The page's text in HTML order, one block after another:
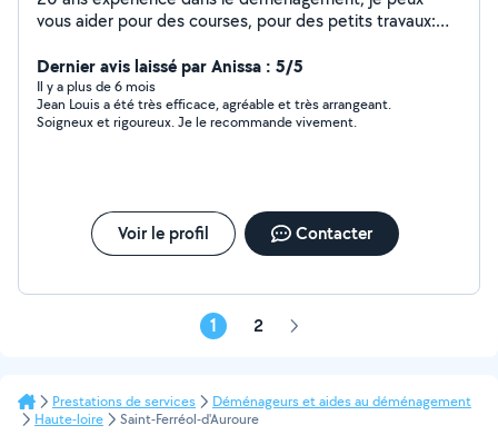
vous aider pour des courses, pour des petits travaux:
déplacement à rdv ou autres, petits travaux d'
aménagement, genre peinture, tapisserie, organisation
pour déménagement et autre me contacter.
Dernier avis laissé par Anissa : 5/5
Il y a plus de 6 mois
Jean Louis a été très efficace, agréable et très arrangeant.
Soigneux et rigoureux. Je le recommande vivement.
Voir le profil Contacter
1 2 Page
Prestations de services
Déménageurs et aides au déménagement
Haute-loire
Saint-Ferréol-d'Auroure